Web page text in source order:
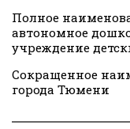
Полное
автономное
учреждение
Сокращенное
города Тюмени